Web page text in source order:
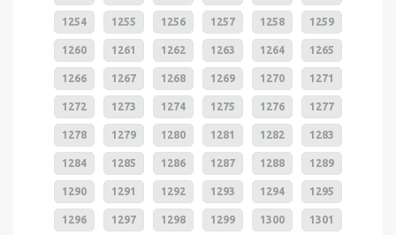
1254 1255 1256 1257 1258 1259
1260 1261 1262 1263 1264 1265
1266 1267 1268 1269 1270 1271
1272 1273 1274 1275 1276 1277
1278 1279 1280 1281 1282 1283
1284 1285 1286 1287 1288 1289
1290 1291 1292 1293 1294 1295
1296 1297 1298 1299 1300 1301